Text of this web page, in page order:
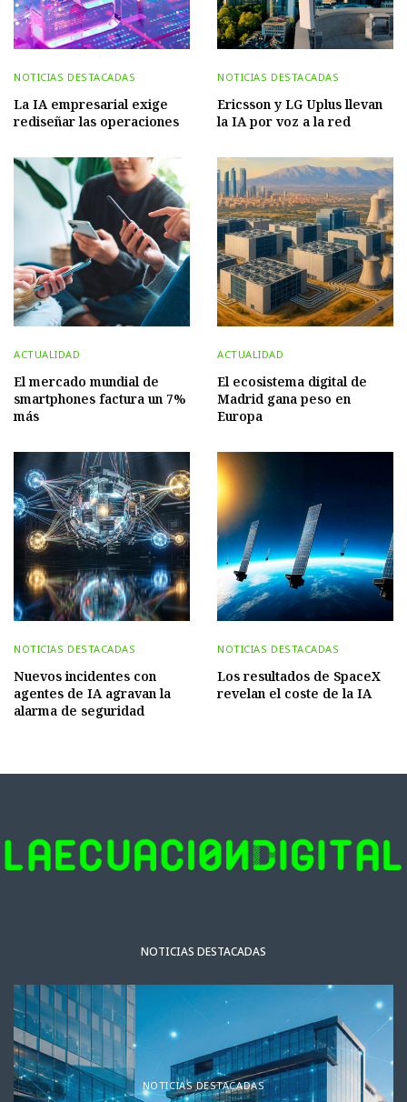
NOTICIAS DESTACADAS
La IA empresarial exige
rediseñar las operaciones
NOTICIAS DESTACADAS
Ericsson y LG Uplus llevan
la IA por voz a la red
ACTUALIDAD
El mercado mundial de
smartphones factura un 7%
más
ACTUALIDAD
El ecosistema digital de
Madrid gana peso en
Europa
NOTICIAS DESTACADAS
Nuevos incidentes con
agentes de IA agravan la
alarma de seguridad
NOTICIAS DESTACADAS
Los resultados de SpaceX
revelan el coste de la IA
NOTICIAS DESTACADAS
NOTICIAS DESTACADAS